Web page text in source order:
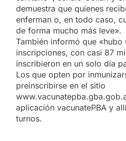
demuestra que quienes
enferman o, en todo caso,
de forma mucho más leve».
También informó que «hubo
inscripciones, con casi 87
inscribieron en un solo día
Los que opten por
preinscribirse en el sitio
aplicación vacunatePBA y
turnos.